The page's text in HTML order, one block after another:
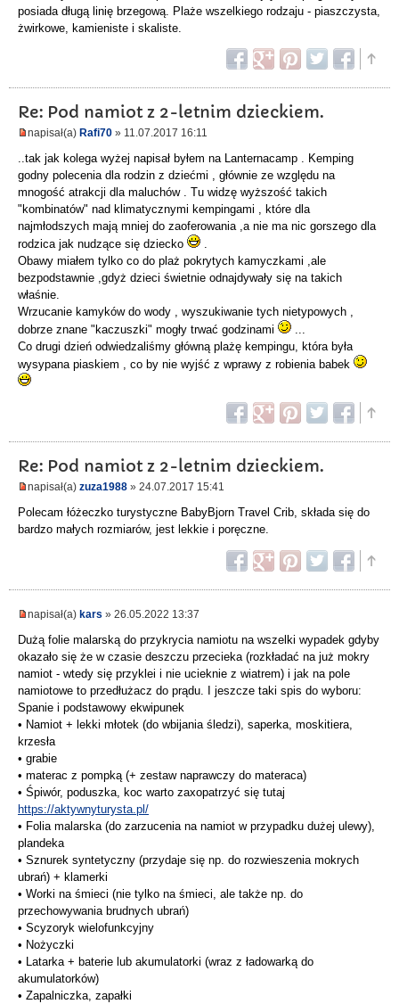
posiada długą linię brzegową. Plaże wszelkiego rodzaju - piaszczysta,
żwirkowe, kamieniste i skaliste.
Re: Pod namiot z 2-letnim dzieckiem.
napisał(a) Rafi70 » 11.07.2017 16:11
..tak jak kolega wyżej napisał byłem na Lanternacamp . Kemping
godny polecenia dla rodzin z dziećmi , głównie ze względu na
mnogość atrakcji dla maluchów . Tu widzę wyższość takich
"kombinatów" nad klimatycznymi kempingami , które dla
najmłodszych mają mniej do zaoferowania ,a nie ma nic gorszego dla
rodzica jak nudzące się dziecko
.
Obawy miałem tylko co do plaż pokrytych kamyczkami ,ale
bezpodstawnie ,gdyż dzieci świetnie odnajdywały się na takich
właśnie.
Wrzucanie kamyków do wody , wyszukiwanie tych nietypowych ,
dobrze znane "kaczuszki" mogły trwać godzinami
...
Co drugi dzień odwiedzaliśmy główną plażę kempingu, która była
wysypana piaskiem , co by nie wyjść z wprawy z robienia babek
Re: Pod namiot z 2-letnim dzieckiem.
napisał(a) zuza1988 » 24.07.2017 15:41
Polecam łóżeczko turystyczne BabyBjorn Travel Crib, składa się do
bardzo małych rozmiarów, jest lekkie i poręczne.
napisał(a) kars » 26.05.2022 13:37
Dużą folie malarską do przykrycia namiotu na wszelki wypadek gdyby
okazało się że w czasie deszczu przecieka (rozkładać na już mokry
namiot - wtedy się przyklei i nie ucieknie z wiatrem) i jak na pole
namiotowe to przedłużacz do prądu. I jeszcze taki spis do wyboru:
Spanie i podstawowy ekwipunek
• Namiot + lekki młotek (do wbijania śledzi), saperka, moskitiera,
krzesła
• grabie
• materac z pompką (+ zestaw naprawczy do materaca)
• Śpiwór, poduszka, koc warto zaxopatrzyć się tutaj
https://aktywnyturysta.pl/
• Folia malarska (do zarzucenia na namiot w przypadku dużej ulewy),
plandeka
• Sznurek syntetyczny (przydaje się np. do rozwieszenia mokrych
ubrań) + klamerki
• Worki na śmieci (nie tylko na śmieci, ale także np. do
przechowywania brudnych ubrań)
• Scyzoryk wielofunkcyjny
• Nożyczki
• Latarka + baterie lub akumulatorki (wraz z ładowarką do
akumulatorków)
• Zapalniczka, zapałki